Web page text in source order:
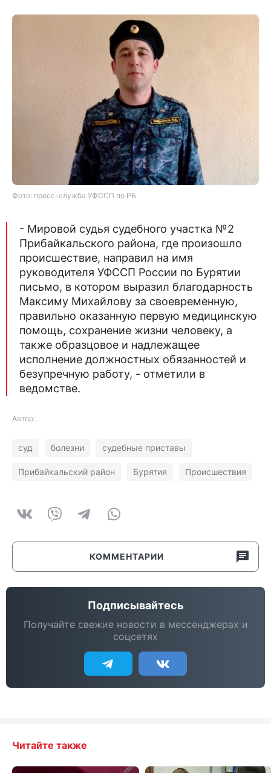
Фото: пресс-служба УФССП по РБ
- Мировой судья судебного участка №2
Прибайкальского района, где произошло
происшествие, направил на имя
руководителя УФССП России по Бурятии
письмо, в котором выразил благодарность
Максиму Михайлову за своевременную,
правильно оказанную первую медицинскую
помощь, сохранение жизни человеку, а
также образцовое и надлежащее
исполнение должностных обязанностей и
безупречную работу, - отметили в
ведомстве.
Автор:
суд болезни судебные приставы
Прибайкальский район Бурятия Происшествия
КОММЕНТАРИИ
Подписывайтесь
Получайте свежие новости в мессенджерах и
соцсетях
Читайте также